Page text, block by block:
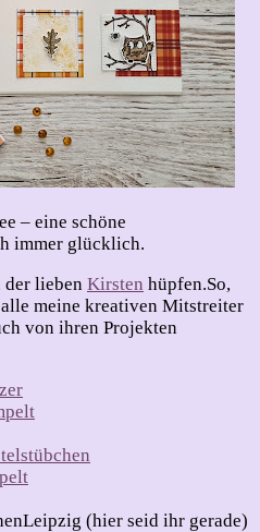
– eine schöne
immer glücklich.
lieben Kirsten hüpfen.So,
meine kreativen Mitstreiter
von ihren Projekten
(hier seid ihr gerade)